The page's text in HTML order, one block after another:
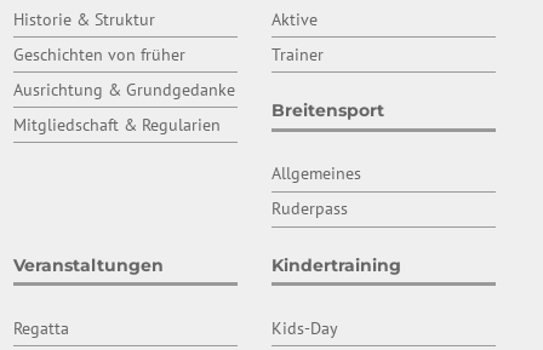
Historie & Struktur
Geschichten von früher
Ausrichtung & Grundgedanke
Mitgliedschaft & Regularien
Aktive
Trainer
Breitensport
Allgemeines
Ruderpass
Veranstaltungen
Regatta
Kindertraining
Kids-Day